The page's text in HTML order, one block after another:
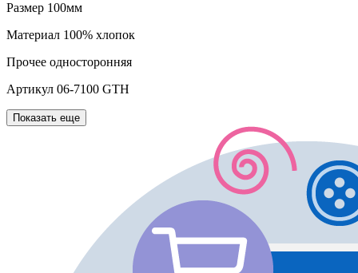
Размер 100мм
Материал 100% хлопок
Прочее односторонняя
Артикул 06-7100 GTH
Показать еще